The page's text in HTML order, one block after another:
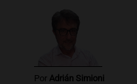
Por Adrián Simioni